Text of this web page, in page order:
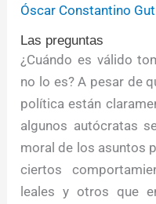
Óscar Constantino
Las preguntas
¿Cuándo es válido
no lo es? A pesar de
política están
algunos autócratas
moral de los asuntos
ciertos
leales y otros que